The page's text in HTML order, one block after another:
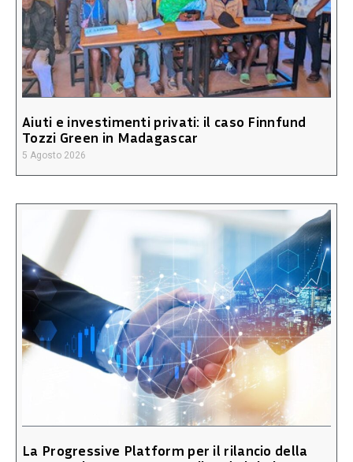
Aiuti e investimenti privati: il caso Finnfund
Tozzi Green in Madagascar
5 Agosto 2026
La Progressive Platform per il rilancio della